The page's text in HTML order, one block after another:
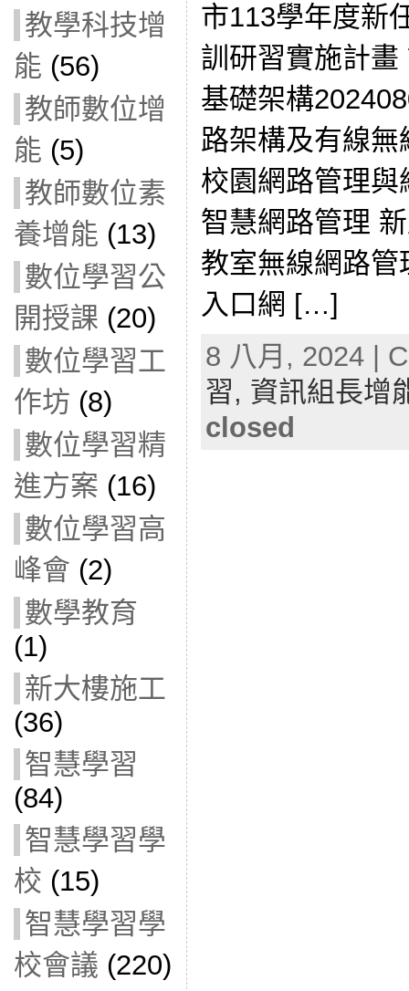
教學科技增
能 (56)
教師數位增
能 (5)
教師數位素
養增能 (13)
數位學習公
開授課 (20)
數位學習工
作坊 (8)
數位學習精
進方案 (16)
數位學習高
峰會 (2)
數學教育
(1)
新大樓施工
(36)
智慧學習
(84)
智慧學習學
校 (15)
智慧學習學
校會議 (220)
市113學年度新
訓研習實施計
基礎架構
路架構及有線無
校園網路管理
智慧網路管理
教室無線網路
入口網 […]
8 八月, 2024 |
習, 資訊組長增
closed